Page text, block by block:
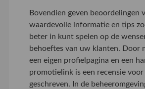
Bovendien geven beoordelingen
waardevolle informatie en tips
beter in kunt spelen op de
behoeftes van uw klanten. Door
een eigen profielpagina en een
promotielink is een recensie
geschreven. In de